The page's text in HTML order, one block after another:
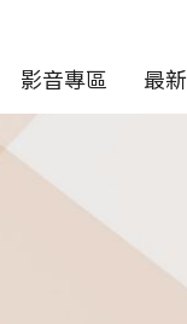
影音專區 最